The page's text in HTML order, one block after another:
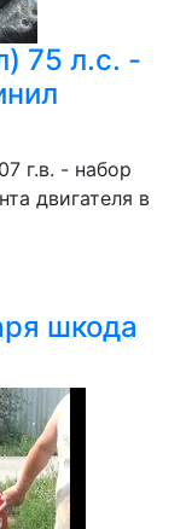
75 л.с. -
г.в. - набор
двигателя в
шкода